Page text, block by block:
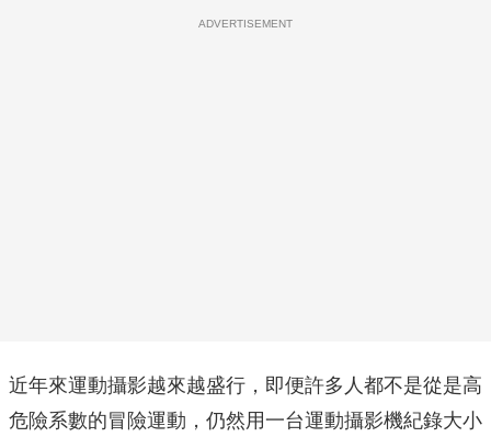
ADVERTISEMENT
近年來運動攝影越來越盛行，即便許多人都不是從是高
危險系數的冒險運動，仍然用一台運動攝影機紀錄大小